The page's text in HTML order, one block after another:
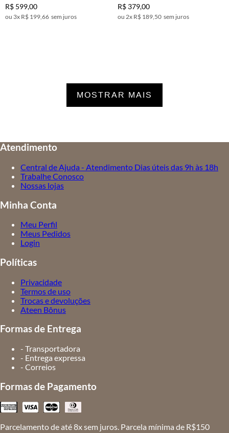
R$ 599,00
3x R$ 199,66 sem juros
R$ 379,00
2x R$ 189,50 sem juros
MOSTRAR MAIS
Atendimento
Central de Ajuda - Atendimento Dias úteis das 9h às 18h
Trabalhe Conosco
Nossas lojas
Minha Conta
Meu Perfil
Meus Pedidos
Login
Políticas
Privacidade
Termos de uso
Trocas e devoluções
Ateen Bônus
Formas de Entrega
- Transportadora
- Entrega expressa
- Correios
Formas de Pagamento
Parcelamento de até 8x sem juros. Parcela mínima de R$150